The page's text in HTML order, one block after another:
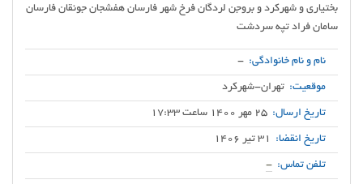
بختیاری و شهرکرد و بروجن لردگان فرخ شهر فارسان هفشجان جونقان فارسان
سامان فراد تپه سردشت
نام و نام خانوادگی: -
موقعیت: تهران-شهرکرد
تاریخ ارسال: 25 مهر 1400 ساعت 17:33
تاریخ انقضا: 31 تیر 1406
تلفن تماس: -